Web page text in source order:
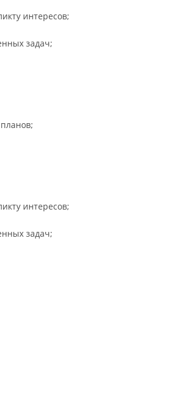
интересов;
задач;
интересов;
задач;